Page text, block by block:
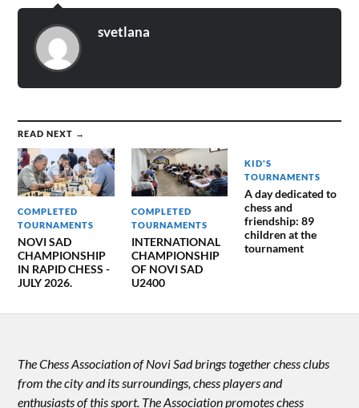
svetlana
READ NEXT →
COMPLETED
TOURNAMENTS
NOVI SAD
CHAMPIONSHIP
IN RAPID CHESS -
JULY 2026.
COMPLETED
TOURNAMENTS
INTERNATIONAL
CHAMPIONSHIP
OF NOVI SAD
U2400
KID'S
TOURNAMENTS
A day dedicated to
chess and
friendship: 89
children at the
tournament
The Chess Association of Novi Sad brings together chess clubs
from the city and its surroundings, chess players and
enthusiasts of this sport. The Association promotes chess